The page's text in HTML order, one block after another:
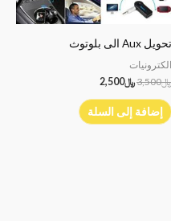
تحويل Aux الى بلوتوث
الكترونيات
﷼3,500﷼2,500
إضافة إلى السلة